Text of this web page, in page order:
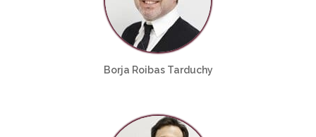
Borja Roibas Tarduchy